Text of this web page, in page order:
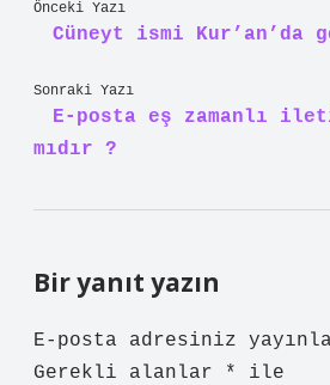
Önceki Yazı
Cüneyt ismi Kur’an’da
Sonraki Yazı
E-posta eş zamanlı
mıdır ?
Bir yanıt yazın
E-posta adresiniz
Gerekli alanlar
*
ile